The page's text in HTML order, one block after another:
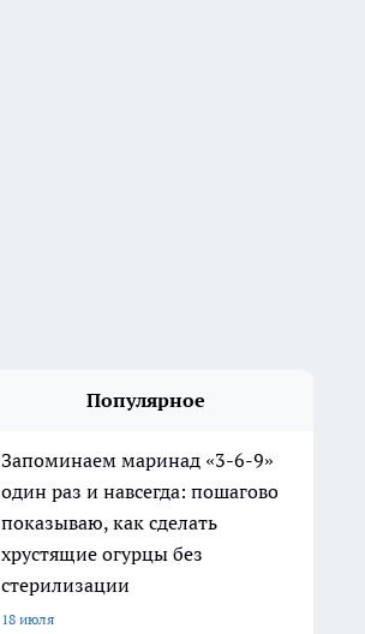
Популярное
Запоминаем маринад «3-6-9»
один раз и навсегда: пошагово
показываю, как сделать
хрустящие огурцы без
стерилизации
18 июля